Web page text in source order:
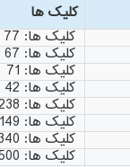
کلیک ها
کلیک ها: 77
کلیک ها: 67
کلیک ها: 71
کلیک ها: 42
کلیک ها: 238
کلیک ها: 149
کلیک ها: 340
کلیک ها: 500